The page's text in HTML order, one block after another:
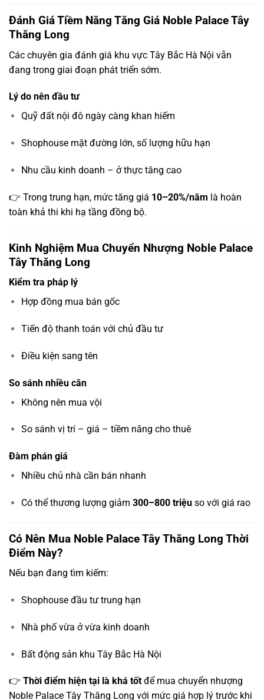
Đánh Giá Tiềm Năng Tăng Giá Noble Palace Tây
Thăng Long
Các chuyên gia đánh giá khu vực Tây Bắc Hà Nội vẫn
đang trong giai đoạn phát triển sớm.
Lý do nên đầu tư
Quỹ đất nội đô ngày càng khan hiếm
Shophouse mặt đường lớn, số lượng hữu hạn
Nhu cầu kinh doanh – ở thực tăng cao
👉 Trong trung hạn, mức tăng giá 10–20%/năm là hoàn
toàn khả thi khi hạ tầng đồng bộ.
Kinh Nghiệm Mua Chuyển Nhượng Noble Palace
Tây Thăng Long
Kiểm tra pháp lý
Hợp đồng mua bán gốc
Tiến độ thanh toán với chủ đầu tư
Điều kiện sang tên
So sánh nhiều căn
Không nên mua vội
So sánh vị trí – giá – tiềm năng cho thuê
Đàm phán giá
Nhiều chủ nhà cần bán nhanh
Có thể thương lượng giảm 300–800 triệuso với giá rao
Có Nên Mua Noble Palace Tây Thăng Long Thời
Điểm Này?
Nếu bạn đang tìm kiếm:
Shophouse đầu tư trung hạn
Nhà phố vừa ở vừa kinh doanh
Bất động sản khu Tây Bắc Hà Nội
👉 Thời điểm hiện tại là khá tốt để mua chuyển nhượng
Noble Palace Tây Thăng Long với mức giá hợp lý trước khi